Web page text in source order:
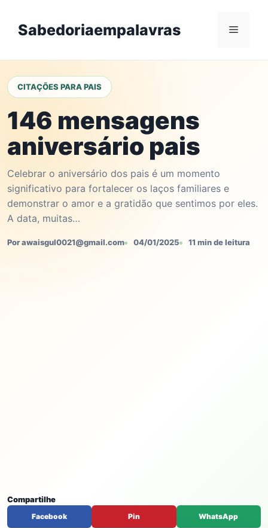
contentSabedoriaempalavras Menu
CITAÇÕES PARA PAIS
146 mensagens
aniversário pais
Celebrar o aniversário dos pais é um momento
significativo para fortalecer os laços familiares e
demonstrar o amor e a gratidão que sentimos por eles.
A data, muitas…
Por awaisgul0021@gmail.com 04/01/2025 11 min de leitura
Compartilhe
Facebook Pin WhatsApp